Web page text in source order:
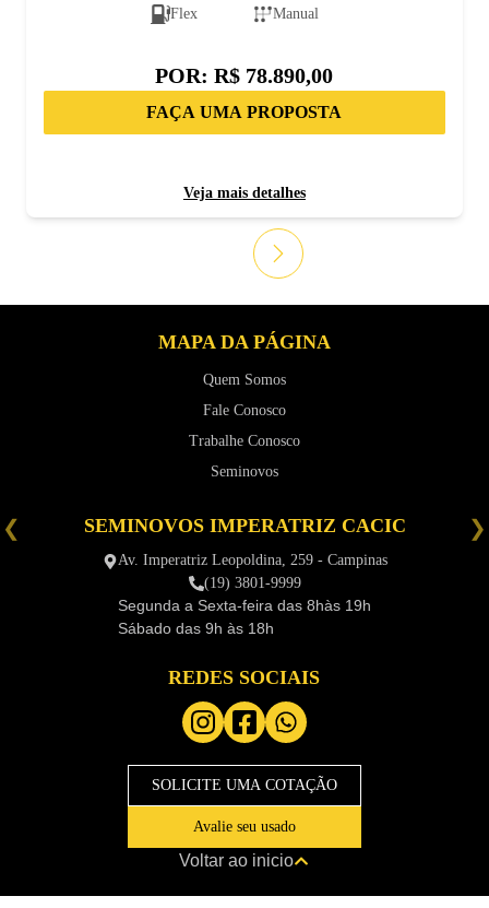
Flex Manual
POR:R$ 78.890,00
FAÇA UMA PROPOSTA
Veja mais detalhes
MAPA DA PÁGINA
Quem Somos
Fale Conosco
Trabalhe Conosco
Seminovos
SEMINOVOS IMPERATRIZ CACIC
Av. Imperatriz Leopoldina, 259 - Campinas
(19) 3801-9999
Segunda a Sexta-feira das 8hàs 19h
Sábado das 9h às 18h
REDES SOCIAIS
SOLICITE UMA COTAÇÃO
Avalie seu usado
Voltar ao inicio